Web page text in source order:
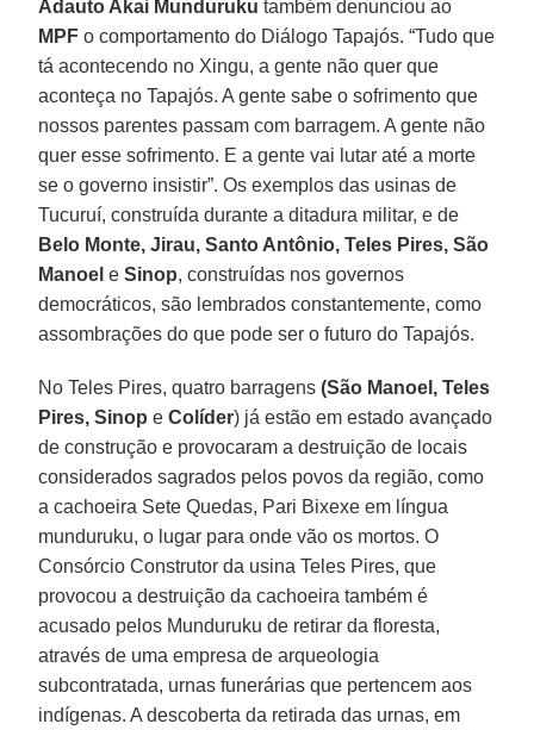
Adauto Akai Munduruku também denunciou ao
MPF o comportamento do Diálogo Tapajós. “Tudo que
tá acontecendo no Xingu, a gente não quer que
aconteça no Tapajós. A gente sabe o sofrimento que
nossos parentes passam com barragem. A gente não
quer esse sofrimento. E a gente vai lutar até a morte
se o governo insistir”. Os exemplos das usinas de
Tucuruí, construída durante a ditadura militar, e de
Belo Monte, Jirau, Santo Antônio, Teles Pires, São
Manoel eSinop, construídas nos governos
democráticos, são lembrados constantemente, como
assombrações do que pode ser o futuro do Tapajós.
No Teles Pires, quatro barragens(São Manoel, Teles
Pires, Sinop eColíder) já estão em estado avançado
de construção e provocaram a destruição de locais
considerados sagrados pelos povos da região, como
a cachoeira Sete Quedas, Pari Bixexe em língua
munduruku, o lugar para onde vão os mortos. O
Consórcio Construtor da usina Teles Pires, que
provocou a destruição da cachoeira também é
acusado pelos Munduruku de retirar da floresta,
através de uma empresa de arqueologia
subcontratada, urnas funerárias que pertencem aos
indígenas. A descoberta da retirada das urnas, em